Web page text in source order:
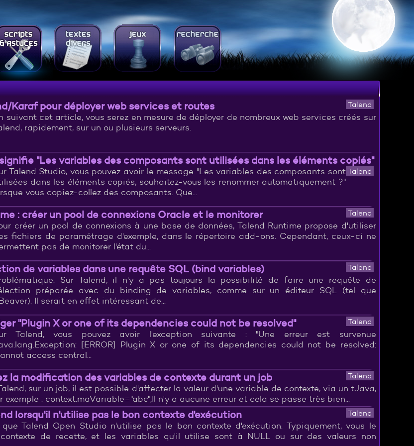
Karaf pour déployer web services et routes Talend
suivant cet article, vous serez en mesure de déployer de nombreux web services créés sur
rapidement, sur un ou plusieurs serveurs.
"Les variables des composants sont utilisées dans les éléments copiés"
Talend
Talend Studio, vous pouvez avoir le message "Les variables des composants sont
dans les éléments copiés, souhaitez-vous les renommer automatiquement ?"
vous copiez-collez des composants. Que...
: créer un pool de connexions Oracle et le monitorer Talend
créer un pool de connexions à une base de données, Talend Runtime propose d'utiliser
fichiers de paramétrage d'exemple, dans le répertoire add-ons. Cependant, ceux-ci ne
pas de monitorer l'état du...
de variables dans une requête SQL (bind variables) Talend
Sur Talend, il n'y a pas toujours la possibilité de faire une requête de
préparée avec du binding de variables, comme sur un éditeur SQL (tel que
Il serait en effet intéressant de...
"Plugin X or one of its dependencies could not be resolved" Talend
Talend, vous pouvez avoir l'exception suivante : "Une erreur est survenue
[ERROR] Plugin X or one of its dependencies could not be resolved:
access central...
la modification des variables de contexte durant un job Talend
sur un job, il est possible d'affecter la valeur d'une variable de contexte, via un tJava,
exemple : context.maVariable="abc";Il n'y a aucune erreur et cela se passe très bien...
lorsqu'il n'utilise pas le bon contexte d'exécution Talend
Talend Open Studio n'utilise pas le bon contexte d'exécution. Typiquement, vous le
de recette, et les variables qu'il utilise sont à NULL ou sur des valeurs non